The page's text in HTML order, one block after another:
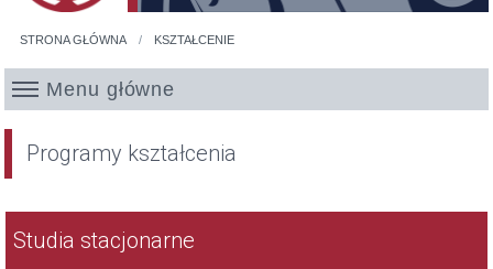
STRONA GŁÓWNA KSZTAŁCENIE
Menu główne
Programy kształcenia
Studia stacjonarne